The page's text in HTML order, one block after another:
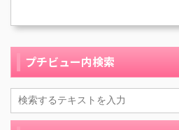
テッ ...
プチビュー内検索